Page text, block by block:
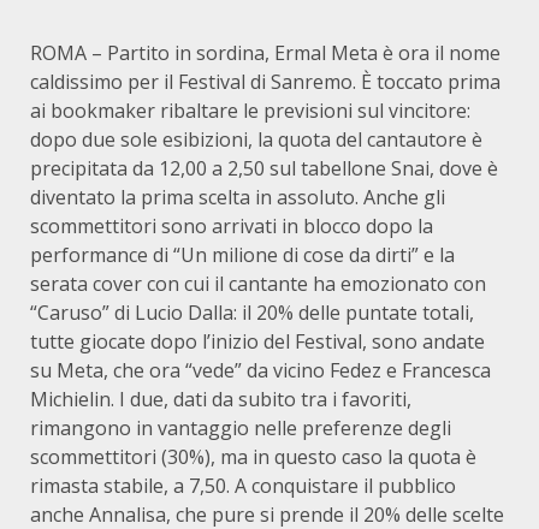
ROMA – Partito in sordina, Ermal Meta è ora il nome
caldissimo per il Festival di Sanremo. È toccato prima
ai bookmaker ribaltare le previsioni sul vincitore:
dopo due sole esibizioni, la quota del cantautore è
precipitata da 12,00 a 2,50 sul tabellone Snai, dove è
diventato la prima scelta in assoluto. Anche gli
scommettitori sono arrivati in blocco dopo la
performance di “Un milione di cose da dirti” e la
serata cover con cui il cantante ha emozionato con
“Caruso” di Lucio Dalla: il 20% delle puntate totali,
tutte giocate dopo l’inizio del Festival, sono andate
su Meta, che ora “vede” da vicino Fedez e Francesca
Michielin. I due, dati da subito tra i favoriti,
rimangono in vantaggio nelle preferenze degli
scommettitori (30%), ma in questo caso la quota è
rimasta stabile, a 7,50. A conquistare il pubblico
anche Annalisa, che pure si prende il 20% delle scelte